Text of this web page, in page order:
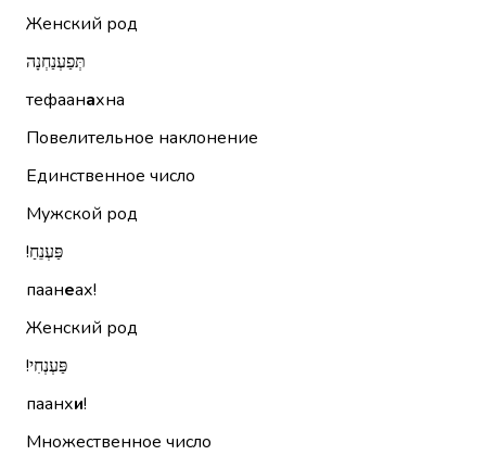
Женский род
תְּפַעְנַחְנָה
тефаанахна
Повелительное наклонение
Единственное число
Мужской род
פַּעְנֵחַ!‏
паанеах!
Женский род
פַּעְנְחִי!‏
паанхи!
Множественное число